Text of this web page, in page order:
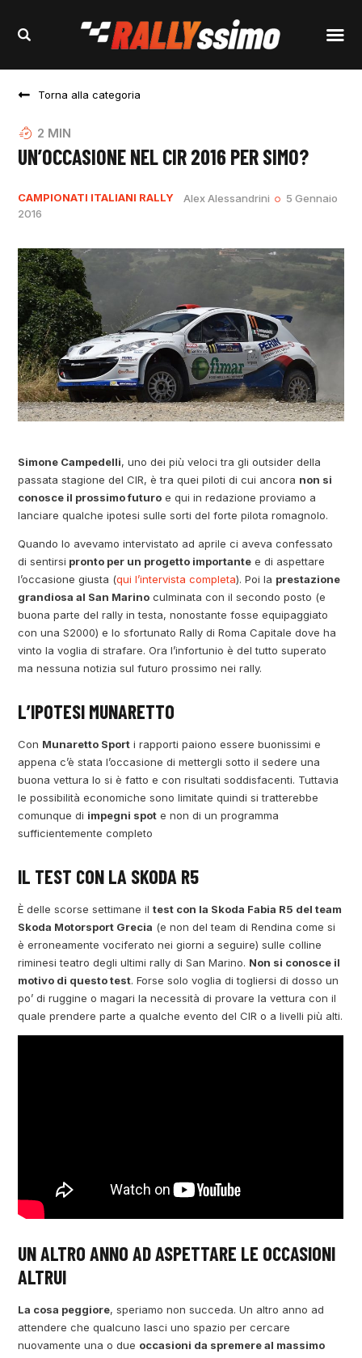
Torna alla categoria
2 MIN
UN’OCCASIONE NEL CIR 2016 PER SIMO?
CAMPIONATI ITALIANI RALLY Alex Alessandrini
5 Gennaio
2016
Simone Campedelli, uno dei più veloci tra gli outsider della
passata stagione del CIR, è tra quei piloti di cui ancora non si
conosce il prossimo futuro e qui in redazione proviamo a
lanciare qualche ipotesi sulle sorti del forte pilota romagnolo.
Quando lo avevamo intervistato ad aprile ci aveva confessato
di sentirsi pronto per un progetto importante e di aspettare
l’occasione giusta (qui l’intervista completa). Poi la prestazione
grandiosa al San Marino culminata con il secondo posto (e
buona parte del rally in testa, nonostante fosse equipaggiato
con una S2000) e lo sfortunato Rally di Roma Capitale dove ha
vinto la voglia di strafare. Ora l’infortunio è del tutto superato
ma nessuna notizia sul futuro prossimo nei rally.
L’IPOTESI MUNARETTO
Con Munaretto Sport i rapporti paiono essere buonissimi e
appena c’è stata l’occasione di mettergli sotto il sedere una
buona vettura lo si è fatto e con risultati soddisfacenti. Tuttavia
le possibilità economiche sono limitate quindi si tratterebbe
comunque di impegni spot e non di un programma
sufficientemente completo
IL TEST CON LA SKODA R5
È delle scorse settimane iltest con la Skoda Fabia R5 del team
Skoda Motorsport Grecia (e non del team di Rendina come si
è erroneamente vociferato nei giorni a seguire) sulle colline
riminesi teatro degli ultimi rally di San Marino. Non si conosce il
motivo di questo test. Forse solo voglia di togliersi di dosso un
po’ di ruggine o magari la necessità di provare la vettura con il
quale prendere parte a qualche evento del CIR o a livelli più alti.
UN ALTRO ANNO AD ASPETTARE LE OCCASIONI
ALTRUI
La cosa peggiore, speriamo non succeda. Un altro anno ad
attendere che qualcuno lasci uno spazio per cercare
nuovamente una o due occasioni da spremere al massimo